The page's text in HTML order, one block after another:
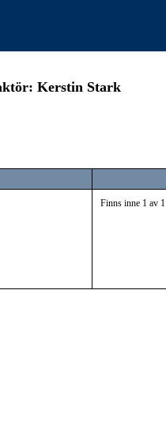
Kerstin Stark
Finns inne 1 av 1